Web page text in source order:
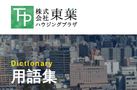
Dictionary
用語集